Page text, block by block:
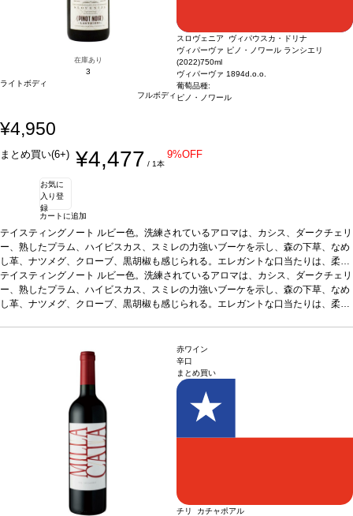
在庫あり
3
ライトボディ
フルボディ
スロヴェニア ヴィパウスカ・ドリナ
ヴィパーヴァ ピノ・ノワール ランシエリ
(2022)750ml
ヴィパーヴァ 1894d.o.o.
葡萄品種:
ピノ・ノワール
¥4,950
まとめ買い(6+) ¥4,477 / 1本
9%OFF
お気に
入り登
録
カートに追加
テイスティングノート ルビー色。洗練されているアロマは、カシス、ダークチェリ
ー、熟したプラム、ハイビスカス、スミレの力強いブーケを示し、森の下草、なめ
し革、ナツメグ、クローブ、黒胡椒も感じられる。エレガントな口当たりは、柔ら
かく心地よいタンニンを持ち、フレッシュで素晴らしくバランスが取れている。複
雑だが、とてもエレガントな余韻が長く続く。合う料理地中海のスパイスを使っ
たサーモンロースト、スパイス使った鶏肉のローストやマリネ、キノコリゾット、
様の場合は自動的に次のヴィンテージに変更されますのでご了承ください。
テイスティングノート ルビー色。洗練されているアロマは、カシス、ダークチェリ
ー、熟したプラム、ハイビスカス、スミレの力強いブーケを示し、森の下草、なめ
し革、ナツメグ、クローブ、黒胡椒も感じられる。エレガントな口当たりは、柔ら
たサーモンロースト、スパイス使った鶏肉のローストやマリネ、キノコリゾット、
ポルチーニ茸のカルパッチョ、ドライフルーツのベーコン巻きなどと好相性
100% ピノ・ノワール
*本ヴィンテージが在庫切れの場合、在庫があり価格が同
様の場合は自動的に次のヴィンテージに変更されますのでご了承ください。
赤ワイン
辛口
まとめ買い
チリ カチャポアル